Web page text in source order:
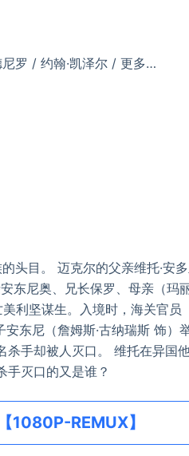
尼罗 / 约翰·凯泽尔 / 更多…
目。 迈克尔的父亲维托·安多
尼奥、兄长保罗、母亲（玛丽
利坚谋生。入境时，海关官员
东尼（詹姆斯·古纳瑞斯 饰）
手却被人灭口。 维托在异国
手灭口的又是谁？
1080P-REMUX】